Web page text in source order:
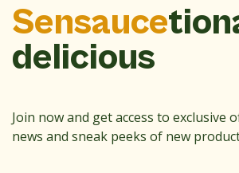
Sensauce
delicious
Join now and get access to exclusive
news and sneak peeks of new